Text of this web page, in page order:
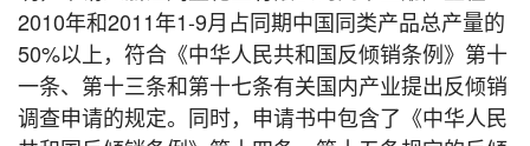
2010年和2011年1-9月占同期中国同类产品总产量的
50%以上，符合《中华人民共和国反倾销条例》第十
一条、第十三条和第十七条有关国内产业提出反倾销
调查申请的规定。同时，申请书中包含了《中华人民